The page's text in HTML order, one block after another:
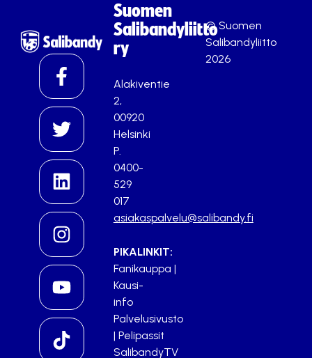
Suomen
Salibandyliitto
ry
Alakiventie
2,
00920
Helsinki
P.
0400-
529
017
asiakaspalvelu@salibandy.fi
PIKALINKIT:
Fanikauppa |
Kausi-
info
Palvelusivusto
| Pelipassit
SalibandyTV
© Suomen
Salibandyliitto
2026